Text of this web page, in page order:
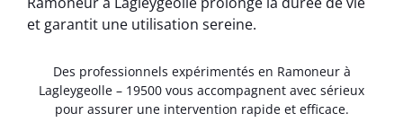
et garantit une utilisation sereine.
Des professionnels expérimentés en Ramoneur à
Lagleygeolle – 19500 vous accompagnent avec sérieux
pour assurer une intervention rapide et efficace.